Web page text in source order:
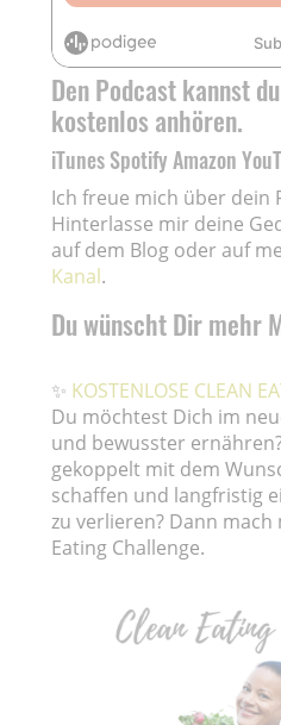
Den Podcast kannst
kostenlos anhören.
iTunesSpotify Amazon
Ich freue mich über dein
Hinterlasse mir deine
auf dem Blog oder auf
Kanal.
Du wünscht Dir mehr
✨ KOSTENLOSE CLEAN
Du möchtest Dich im
und bewusster
gekoppelt mit dem
schaffen und langfristig
zu verlieren? Dann
Eating Challenge.